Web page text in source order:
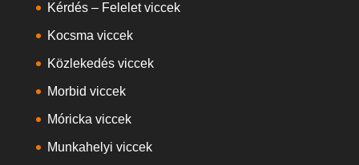
Kérdés – Felelet viccek
Kocsma viccek
Közlekedés viccek
Morbid viccek
Móricka viccek
Munkahelyi viccek